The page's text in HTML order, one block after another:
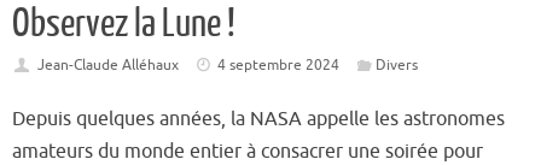
Observez la Lune !
Jean-Claude Alléhaux 4 septembre 2024 Divers
Depuis quelques années, la NASA appelle les astronomes
amateurs du monde entier à consacrer une soirée pour